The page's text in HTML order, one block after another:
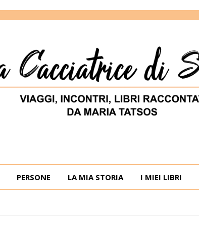
TATSOS
PERSONE LA MIA STORIA I MIEI LIBRI